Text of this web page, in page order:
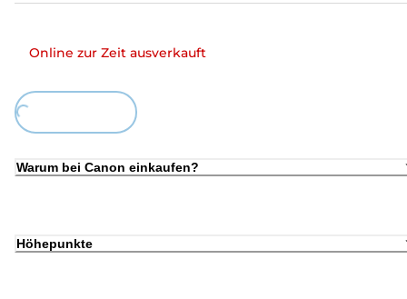
Online zur Zeit ausverkauft
Warum bei Canon einkaufen?
Höhepunkte